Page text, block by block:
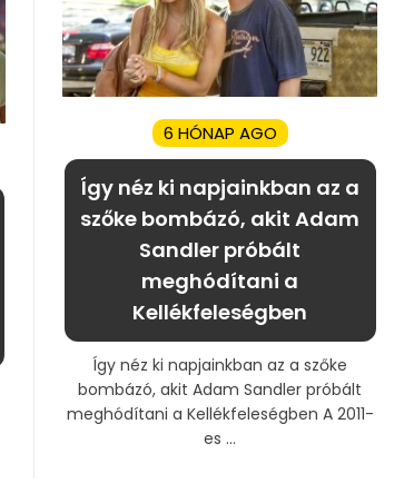
6 HÓNAP AGO
Így néz ki napjainkban az a
szőke bombázó, akit Adam
Sandler próbált
meghódítani a
Kellékfeleségben
Így néz ki napjainkban az a szőke
bombázó, akit Adam Sandler próbált
meghódítani a Kellékfeleségben A 2011-
es ...